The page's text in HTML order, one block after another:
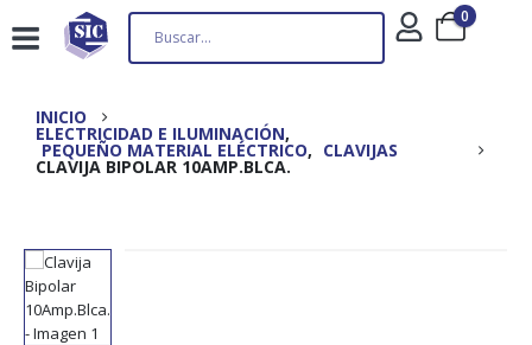
0
INICIO
ELECTRICIDAD E ILUMINACIÓN,
PEQUEÑO MATERIAL ELÉCTRICO, CLAVIJAS
CLAVIJA BIPOLAR 10AMP.BLCA.